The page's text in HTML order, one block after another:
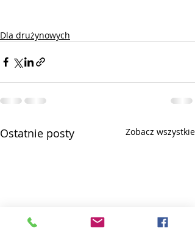
Dla drużynowych
Ostatnie posty Zobacz wszystkie